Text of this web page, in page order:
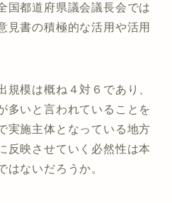
国都道府県議会議長会では
見書の積極的な活用や活用
規模は概ね４対６であり、
多いと言われていることを
実施主体となっている地方
反映させていく必然性は本
はないだろうか。